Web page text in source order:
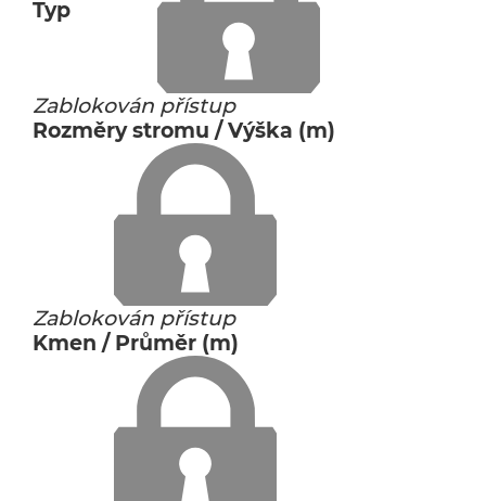
Typ
Zablokován přístup
Rozměry stromu / Výška (m)
Zablokován přístup
Kmen / Průměr (m)